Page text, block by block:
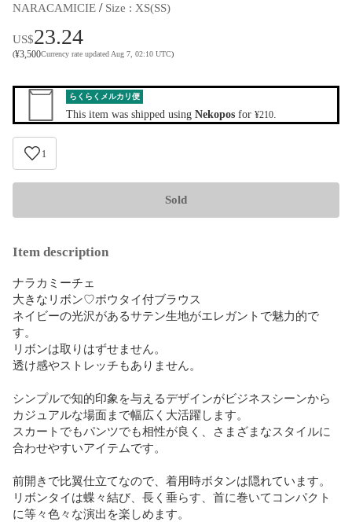
NARACAMICIE / Size : XS(SS)
US$23.24
(¥3,500Currency rate updated Aug 7, 02:10 UTC)
らくらくメルカリ便
This item was shipped using Nekopos for ¥210
1
Sold
Item description
ナラカミーチェ
大きなリボン♡ボウタイ付ブラウス
ネイビーの光沢があるサテン生地がエレガントで魅力的で
す。
リボンは取りはずせません。
透け感やストレッチもありません。
シンプルで知的印象を与えるデザインがビジネスシーンから
カジュアルな場面まで幅広く大活躍します。
スカートでもパンツでも相性が良く、さまざまなスタイルに
合わせやすいアイテムです。
前開きで比翼仕立てなので、着用時ボタンは隠れています。
リボンタイは蝶々結び、長く垂らす、首に巻いてコンパクト
に等々色々な演出を楽しめます。